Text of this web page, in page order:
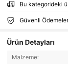
Bu kategorideki
Güvenli
Ürün Detayları
Malzeme: